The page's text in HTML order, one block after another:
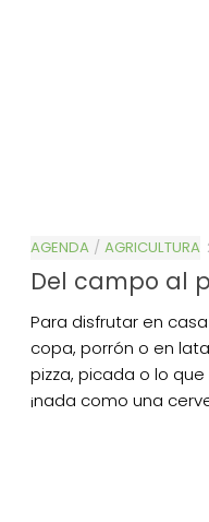
AGENDA / AGRICULTURA
Del campo al
Para disfrutar en
copa, porrón o en
pizza, picada o lo
¡nada como una